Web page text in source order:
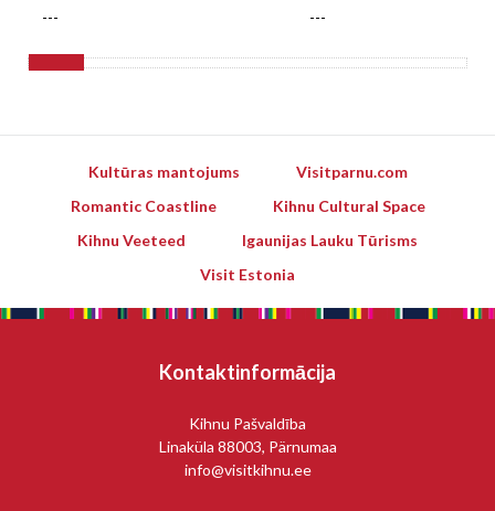
--- ---
Kultūras mantojums
Visitparnu.com
Romantic Coastline
Kihnu Cultural Space
Kihnu Veeteed
Igaunijas Lauku Tūrisms
Visit Estonia
Kontaktinformācija
Kihnu Pašvaldība
Linaküla 88003, Pärnumaa
info@visitkihnu.ee